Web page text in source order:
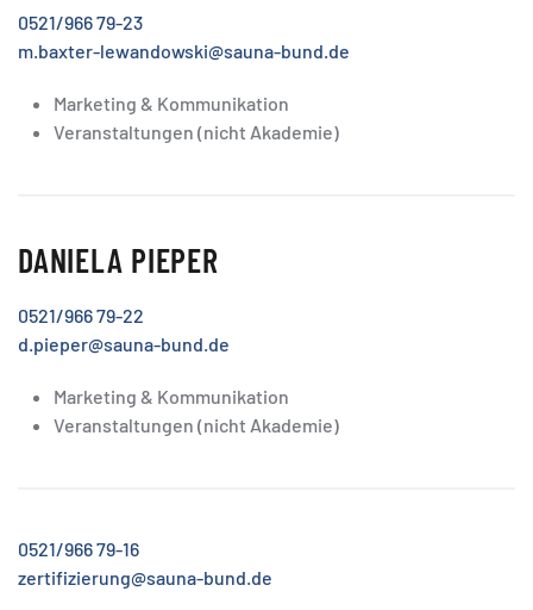
0521/966 79-23
m.baxter-lewandowski@sauna-bund.de
Marketing & Kommunikation
Veranstaltungen (nicht Akademie)
DANIELA PIEPER
0521/966 79-22
d.pieper@sauna-bund.de
Marketing & Kommunikation
Veranstaltungen (nicht Akademie)
0521/966 79-16
zertifizierung@sauna-bund.de